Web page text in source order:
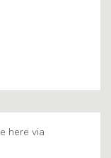
here via